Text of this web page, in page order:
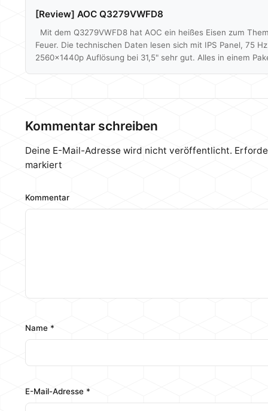
[Review] AOC Q3279VWFD8
Mit dem Q3279VWFD8 hat AOC ein heißes Eisen zum
Feuer. Die technischen Daten lesen sich mit IPS Panel, 75
2560x1440p Auflösung bei 31,5" sehr gut. Alles in einem
Kommentar schreiben
Deine E-Mail-Adresse wird nicht veröffentlicht.
markiert
Kommentar
Name *
E-Mail-Adresse *